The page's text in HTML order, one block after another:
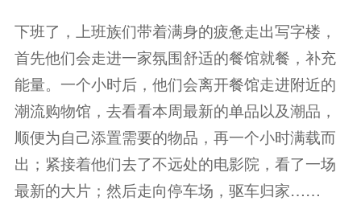
下班了，上班族们带着满身的疲惫走出写字楼，
首先他们会走进一家氛围舒适的餐馆就餐，补充
能量。一个小时后，他们会离开餐馆走进附近的
潮流购物馆，去看看本周最新的单品以及潮品，
顺便为自己添置需要的物品，再一个小时满载而
出；紧接着他们去了不远处的电影院，看了一场
最新的大片；然后走向停车场，驱车归家……